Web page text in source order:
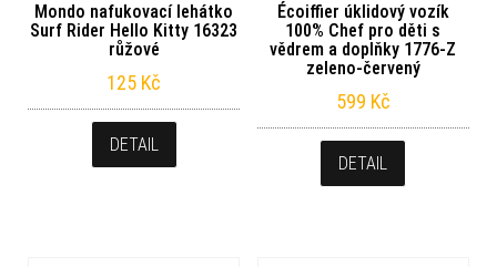
Mondo nafukovací lehátko
Surf Rider Hello Kitty 16323
růžové
125 Kč
DETAIL
Écoiffier úklidový vozík
100% Chef pro děti s
vědrem a doplňky 1776-Z
zeleno-červený
599 Kč
DETAIL